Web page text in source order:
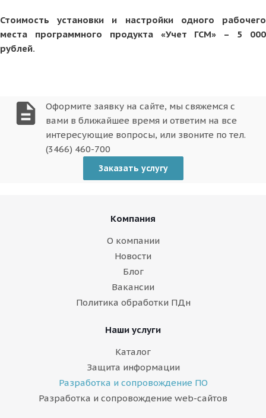
Стоимость установки и настройки одного рабочего
места программного продукта «Учет ГСМ» – 5 000
рублей.
description
Оформите заявку на сайте, мы свяжемся с
вами в ближайшее время и ответим на все
интересующие вопросы, или звоните по тел.
(3466) 460-700
Заказать услугу
Компания
О компании
Новости
Блог
Вакансии
Политика обработки ПДн
Наши услуги
Каталог
Защита информации
Разработка и сопровождение ПО
Разработка и сопровождение web-сайтов